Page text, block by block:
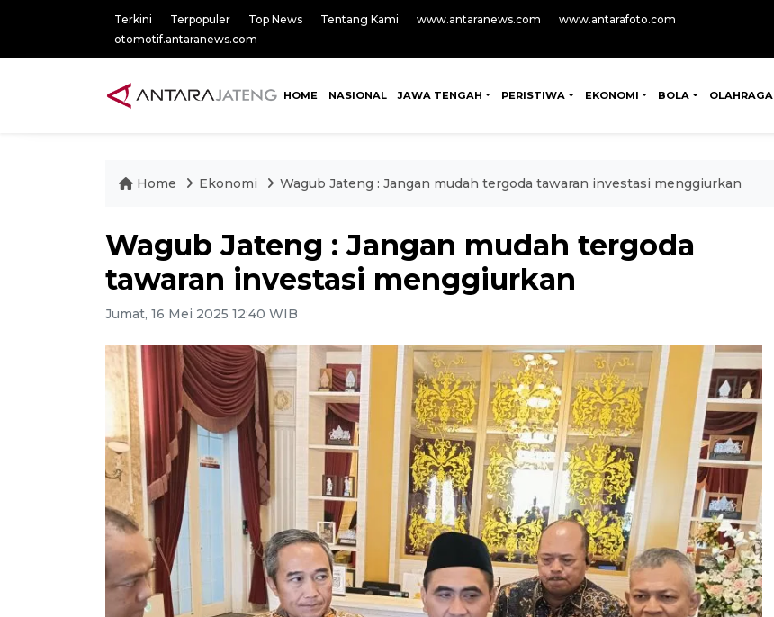
Terkini Terpopuler Top News Tentang Kami www.antaranews.com
www.antarafoto.com
otomotif.antaranews.com
HOME NASIONAL JAWA TENGAH PERISTIWA EKONOMI BOLA OLAHRAGA
Home Ekonomi Wagub Jateng : Jangan mudah tergoda tawaran investasi menggiurkan
Wagub Jateng : Jangan mudah tergoda
tawaran investasi menggiurkan
Jumat, 16 Mei 2025 12:40 WIB